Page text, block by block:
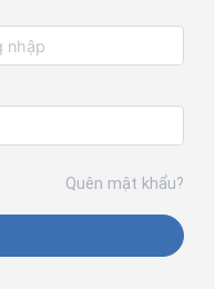
Quên mật khẩu?